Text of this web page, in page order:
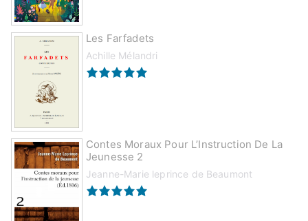
Les Farfadets
Achille Mélandri
Contes Moraux Pour L’Instruction De La
Jeunesse 2
Jeanne-Marie leprince de Beaumont